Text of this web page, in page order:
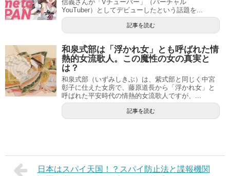
信義さんが「Vチューバー」（バーチャル
YouTuber）としてデビューしたという話題を...
記事を読む
和泉式部は「浮かれ女」とも呼ばれた情
熱的女流歌人。この魔性の女の真実と
は？
和泉式部（いずみしきぶ）は、紫式部と同じく中宮
彰子に仕えた女房で、藤原道長から「浮かれ女」と
呼ばれた平安時代の情熱的女流歌人ですが、...
記事を読む
日本はスパイ天国！？スパイ防止法と諜報機関